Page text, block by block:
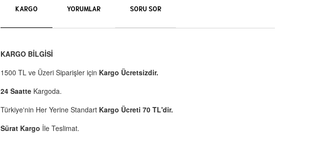
KARGO YORUMLAR SORU SOR
KARGO BİLGİSİ
1500 TL ve Üzeri Siparişler için Kargo Ücretsizdir.
24 Saatte Kargoda.
Türkiye'nin Her Yerine Standart Kargo Ücreti 70 TL'dir.
Sürat Kargo İle Teslimat.